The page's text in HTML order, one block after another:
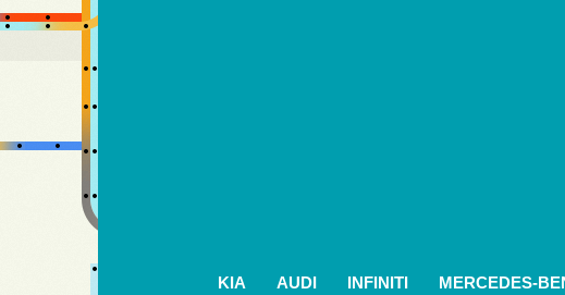
KIA AUDI INFINITI MERCEDES-